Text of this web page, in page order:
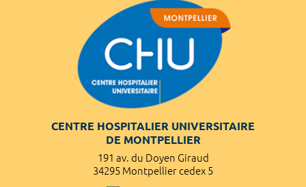
CENTRE HOSPITALIER UNIVERSITAIRE
DE MONTPELLIER
191 av. du Doyen Giraud
34295 Montpellier cedex 5